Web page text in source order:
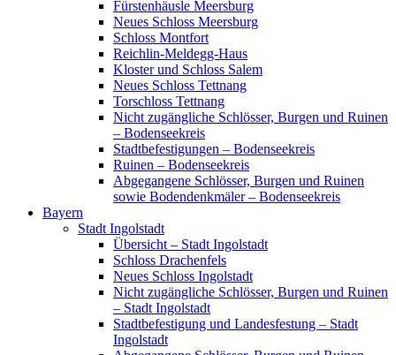
Fürstenhäusle Meersburg
Neues Schloss Meersburg
Schloss Montfort
Reichlin-Meldegg-Haus
Kloster und Schloss Salem
Neues Schloss Tettnang
Torschloss Tettnang
Nicht zugängliche Schlösser, Burgen und Ruinen
– Bodenseekreis
Stadtbefestigungen – Bodenseekreis
Ruinen – Bodenseekreis
Abgegangene Schlösser, Burgen und Ruinen
sowie Bodendenkmäler – Bodenseekreis
Bayern
Stadt Ingolstadt
Übersicht – Stadt Ingolstadt
Schloss Drachenfels
Neues Schloss Ingolstadt
Nicht zugängliche Schlösser, Burgen und Ruinen
– Stadt Ingolstadt
Stadtbefestigung und Landesfestung – Stadt
Ingolstadt